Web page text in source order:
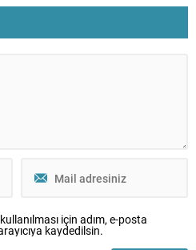
için adım, e-posta
kaydedilsin.